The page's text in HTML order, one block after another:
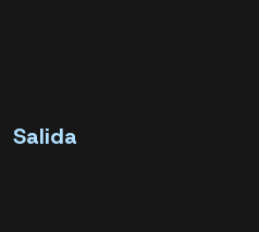
Salida